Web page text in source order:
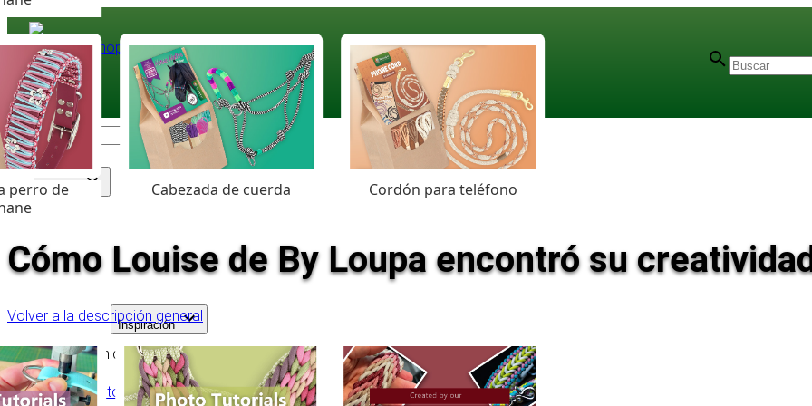
Paracord
Coloured Cord Paradise
Surtido
perro de
Cabezada de cuerda Cordón para teléfono
Inspiración
Cómo Louise de By Loupa encontró su
Volver a la descripción general
Tabla de contenido
Hobby exitoso